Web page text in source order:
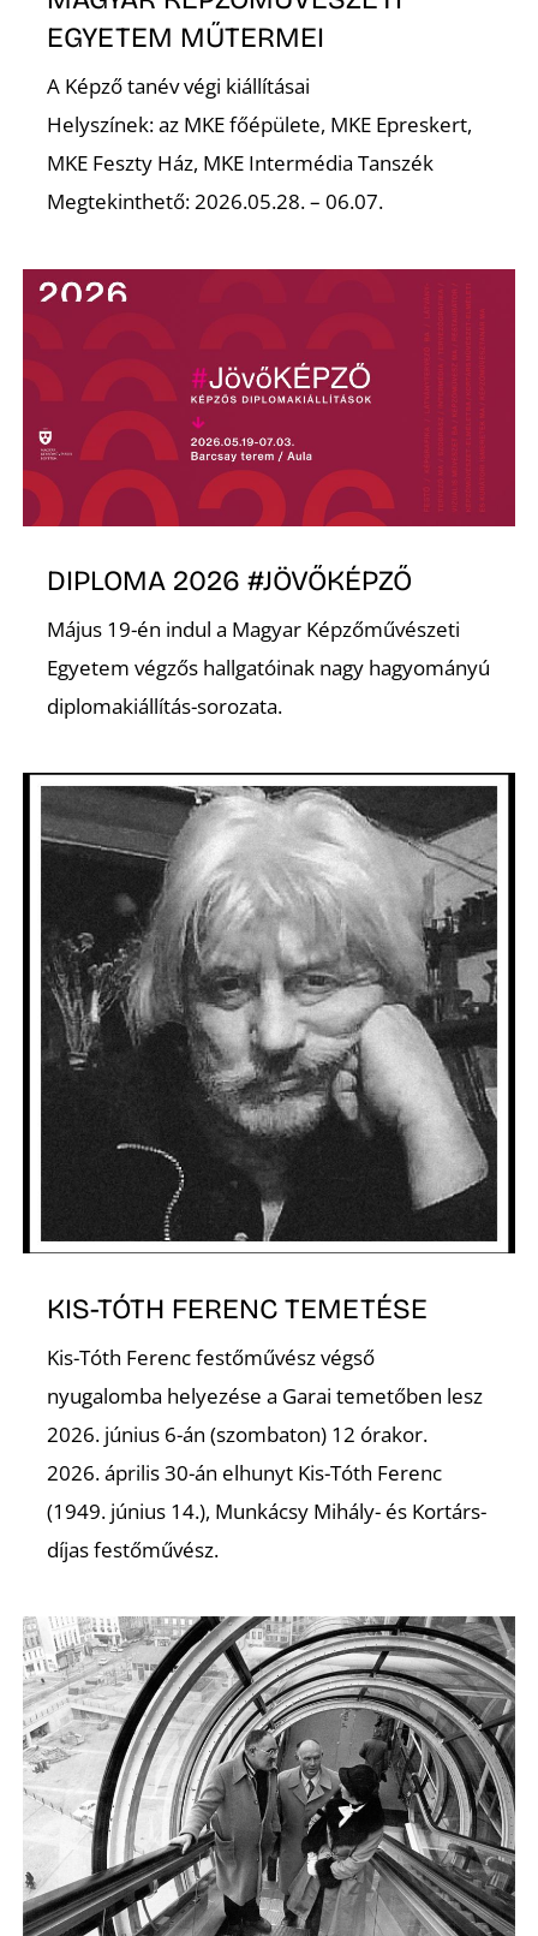
EGYETEM MŰTERMEI
A Képző tanév végi kiállításai
Helyszínek: az MKE főépülete, MKE Epreskert,
MKE Feszty Ház, MKE Intermédia Tanszék
Megtekinthető: 2026.05.28. – 06.07.
DIPLOMA 2026 #JÖVŐKÉPZŐ
Május 19-én indul a Magyar Képzőművészeti
Egyetem végzős hallgatóinak nagy hagyományú
diplomakiállítás-sorozata.
KIS-TÓTH FERENC TEMETÉSE
Kis-Tóth Ferenc festőművész végső
nyugalomba helyezése a Garai temetőben lesz
2026. június 6-án (szombaton) 12 órakor.
2026. április 30-án elhunyt Kis-Tóth Ferenc
(1949. június 14.), Munkácsy Mihály- és Kortárs-
díjas festőművész.